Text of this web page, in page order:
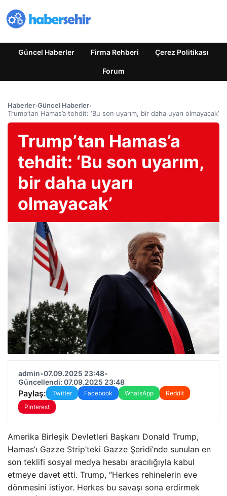
Güncel Haberler Firma Rehberi Çerez Politikası
Forum
Haberler›Güncel Haberler›
Trump’tan Hamas’a tehdit: ‘Bu son uyarım, bir daha uyarı olmayacak’
Trump’tan Hamas’a
tehdit: ‘Bu son uyarım,
bir daha uyarı
olmayacak’
admin•07.09.2025 23:48•
Güncellendi: 07.09.2025 23:48
Paylaş: Twitter Facebook WhatsApp
Reddit
Pinterest
Amerika Birleşik Devletleri Başkanı Donald Trump,
Hamas’ı Gazze Strip’teki Gazze Şeridi’nde sunulan en
son teklifi sosyal medya hesabı aracılığıyla kabul
etmeye davet etti. Trump, “Herkes rehinelerin eve
dönmesini istiyor. Herkes bu savaşı sona erdirmek